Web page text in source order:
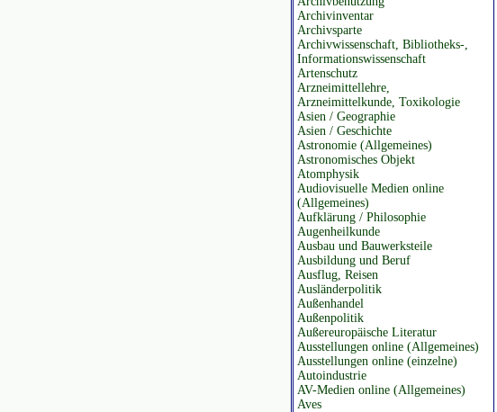
Archivinventar
Archivsparte
Archivwissenschaft, Bibliotheks-,
Informationswissenschaft
Artenschutz
Arzneimittellehre,
Arzneimittelkunde, Toxikologie
Asien / Geographie
Asien / Geschichte
Astronomie (Allgemeines)
Astronomisches Objekt
Atomphysik
Audiovisuelle Medien online
(Allgemeines)
Aufklärung / Philosophie
Augenheilkunde
Ausbau und Bauwerksteile
Ausbildung und Beruf
Ausflug, Reisen
Ausländerpolitik
Außenhandel
Außenpolitik
Außereuropäische Literatur
Ausstellungen online (Allgemeines)
Ausstellungen online (einzelne)
Autoindustrie
AV-Medien online (Allgemeines)
Aves